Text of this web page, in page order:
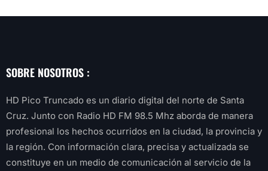
SOBRE NOSOTROS :
HD Pico Truncado es un diario digital del norte de Santa
Cruz. Junto con Radio HD FM 98.5 Mhz aborda de manera
profesional los hechos ocurridos en la ciudad, la provincia y
la región. Con información clara, precisa y actualizada se
constituye en un medio de comunicación al servicio de la